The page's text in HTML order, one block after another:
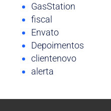
GasStation
fiscal
Envato
Depoimentos
clientenovo
alerta